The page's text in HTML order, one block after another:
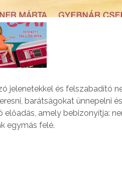
jelenetekkel és felszabadító
barátságokat ünnepelni
amely bebizonyítja:
egymás felé.